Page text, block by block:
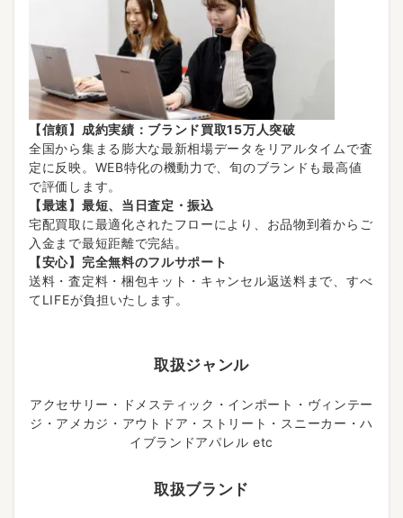
【信頼】成約実績：ブランド買取15万人突破
全国から集まる膨大な最新相場データをリアルタイムで査
定に反映。WEB特化の機動力で、旬のブランドも最高値
で評価します。
【最速】最短、当日査定・振込
宅配買取に最適化されたフローにより、お品物到着からご
入金まで最短距離で完結。
【安心】完全無料のフルサポート
送料・査定料・梱包キット・キャンセル返送料まで、すべ
てLIFEが負担いたします。
取扱ジャンル
アクセサリー・ドメスティック・インポート・ヴィンテー
ジ・アメカジ・アウトドア・ストリート・スニーカー・ハ
イブランドアパレル etc
取扱ブランド